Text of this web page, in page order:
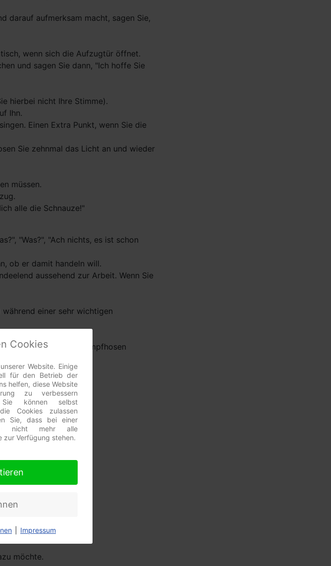
darauf aufmerksam macht, sagen Sie,
wenn sich die Aufzugtür öffnet.
und sagen Sie dann, "Ich hoffe Sie
hierbei nicht Ihre Stimme).
Ihn.
Einen Extra Punkt, wenn Sie die
Sie zehnmal das Licht an und wieder
müssen.
alle die Schnauze!"
"Was?", "Ach nichts, es ist schon
ob er damit handeln will.
aussehend zur Arbeit. Wenn Sie
einer sehr wichtigen
wie ich in Strumpfhosen
öffnen.
99 Kopien
möchte.
Cookies
Website. Einige
für den Betrieb der
helfen, diese Website
zu verbessern
Sie können selbst
Cookies zulassen
Sie, dass bei einer
nicht mehr alle
zur Verfügung stehen.
Impressum